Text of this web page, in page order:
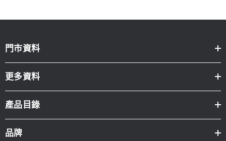
門市資料
更多資料
產品目錄
品牌